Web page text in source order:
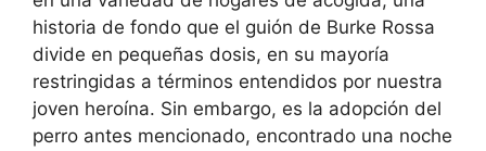
historia de fondo que el guión de Burke Rossa
divide en pequeñas dosis, en su mayoría
restringidas a términos entendidos por nuestra
joven heroína. Sin embargo, es la adopción del
perro antes mencionado, encontrado una noche